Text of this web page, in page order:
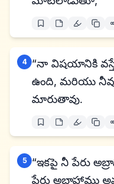
4 “నా విషయానికి
ఉంది, మరియు
మారుతావు.
5
“ఇకపై నీ పేరు
పేరు అబ్రాహాము